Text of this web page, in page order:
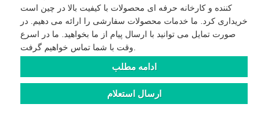
کننده و کارخانه حرفه ای محصولات با کیفیت بالا در چین است
خریداری کرد. ما خدمات محصولات سفارشی را ارائه می دهیم. در
صورت تمایل می توانید با ارسال پیام از ما بخواهید. ما در اسرع
ادامه مطلب
ارسال استعلام